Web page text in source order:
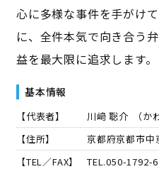
心に多様な事件を手がけ
に、全件本気で向き合う
益を最大限に追求します。
基本情報
【代表者】 川﨑 聡介 （か
【住所】
京都府京都市
【TEL／FAX】
TEL.050-1792-